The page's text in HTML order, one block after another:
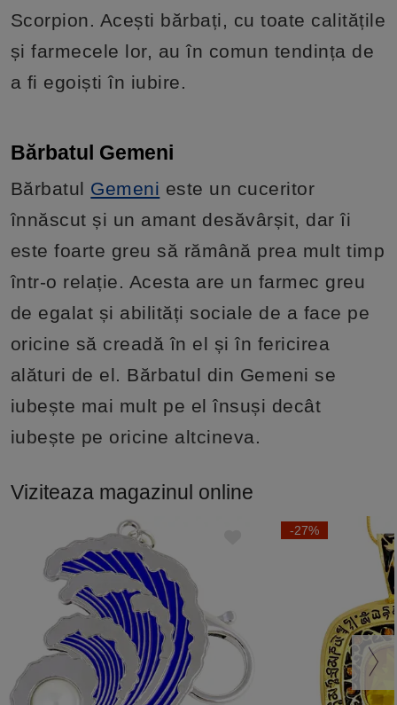
Scorpion. Acești bărbați, cu toate calitățile
și farmecele lor, au în comun tendința de
a fi egoiști în iubire.
Bărbatul Gemeni
Bărbatul Gemeni este un cuceritor
înnăscut și un amant desăvârșit, dar îi
este foarte greu să rămână prea mult timp
într-o relație. Acesta are un farmec greu
de egalat și abilități sociale de a face pe
oricine să creadă în el și în fericirea
alături de el. Bărbatul din Gemeni se
iubește mai mult pe el însuși decât
iubește pe oricine altcineva.
Viziteaza magazinul online
-27%